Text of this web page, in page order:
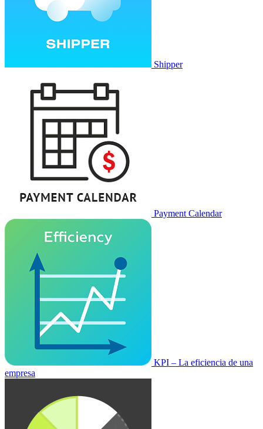
Shipper
Payment Calendar
KPI – La eficiencia de una
empresa